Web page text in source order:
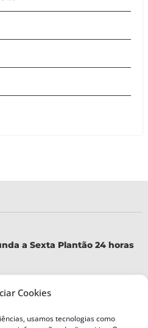
Cookies
usamos tecnologias como
a Sexta Plantão 24 horas